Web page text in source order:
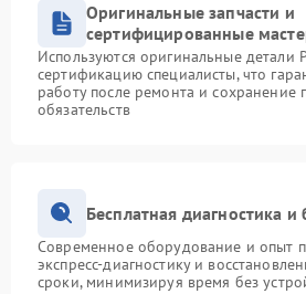
Оригинальные запчасти и
сертифицированные
Используются оригинальные
сертификацию специалисты, что
работу после ремонта и сохранение
обязательств
Бесплатная диагностика
Современное оборудование и опыт
экспресс-диагностику и
сроки, минимизируя время без